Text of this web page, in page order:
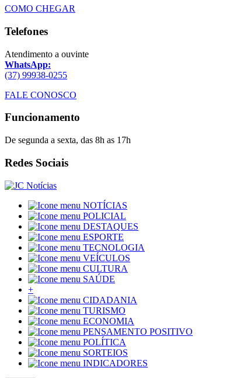
COMO CHEGAR
Telefones
Atendimento a ouvinte
WhatsApp:
(37) 99938-0255
FALE CONOSCO
Funcionamento
De segunda a sexta, das 8h as 17h
Redes Sociais
NOTÍCIAS
POLICIAL
DESTAQUES
ESPORTE
TECNOLOGIA
VEÍCULOS
CULTURA
SAÚDE
+
CIDADANIA
TURISMO
ECONOMIA
PENSAMENTO POSITIVO
POLÍTICA
SORTEIOS
INDICADORES